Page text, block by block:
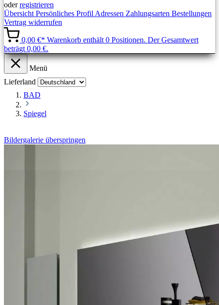
oderregistrieren
Übersicht Persönliches Profil Adressen Zahlungsarten Bestellungen
Vertrag widerrufen
0,00 €* Warenkorb enthält 0 Positionen. Der Gesamtwert
beträgt 0,00 €.
Menü
Lieferland
BAD
Spiegel
Bildergalerie überspringen